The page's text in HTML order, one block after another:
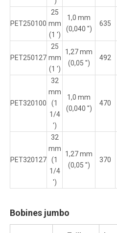
PET250100
25
mm
(1 ')
1,0 mm
(0,040 '')
635
PET250127
25
mm
(1 ')
1,27 mm
(0,05 '')
492
PET320100
32
mm
(1
1/4
')
1,0 mm
(0,040 '')
470
PET320127
32
mm
(1
1/4
')
1,27 mm
(0,05 '')
370
Bobines jumbo